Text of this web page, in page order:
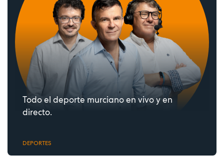
Todo el deporte murciano en vivo y en
directo.
DEPORTES